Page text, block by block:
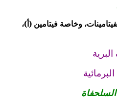
وخاصة فيتامين (أ)،